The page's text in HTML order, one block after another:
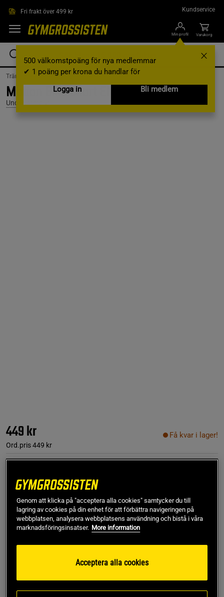
Fri frakt över 499 kr Kundservice
Min profil
500 välkomstpoäng för nya medlemmar
✔ 1 poäng per krona du handlar för
Logga in
Bli medlem
Varukorg
Träningskläder / Träningskläder Dam /Träningsshorts
Motion Bike Short EMEA, Rack Green, XS
Under Armour
449 kr
Ord.pris449 kr
Få kvar i lager!
Lägg i varukorgen
SKU #1388646-338R | EAN198634100750
Motion Bike Short EMEA från Under Armour är designade
för att ge dig bekvämlighet och funktionalitet under
Genom att klicka på "acceptera alla cookies" samtycker du till
lagring av cookies på din enhet för att förbättra navigeringen på
webbplatsen, analysera webbplatsens användning och bistå i våra
marknadsföringsinsatser. More information
Acceptera alla cookies